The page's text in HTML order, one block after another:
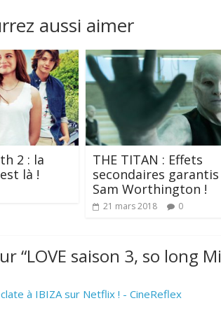
aussi aimer
2 : la
là !
THE TITAN : Effets
secondaires
Sam Worthington !
21 mars 2018 0
“LOVE saison 3, so long
à IBIZA sur Netflix ! - CineReflex